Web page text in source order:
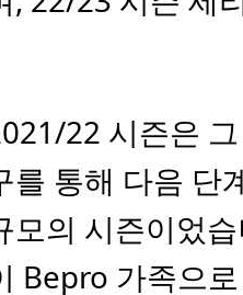
22 시즌은
를 통해 다음 단
모의 시즌이었
Bepro 가족으